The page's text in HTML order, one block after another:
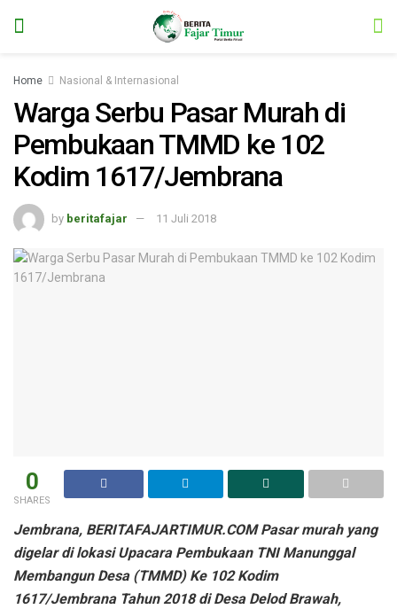
Home Nasional & Internasional
Warga Serbu Pasar Murah di
Pembukaan TMMD ke 102
Kodim 1617/Jembrana
by beritafajar 11 Juli 2018
0
SHARES
Jembrana, BERITAFAJARTIMUR.COM Pasar murah yang
digelar di lokasi Upacara Pembukaan TNI Manunggal
Membangun Desa (TMMD) Ke 102 Kodim
1617/Jembrana Tahun 2018 di Desa Delod Brawah,